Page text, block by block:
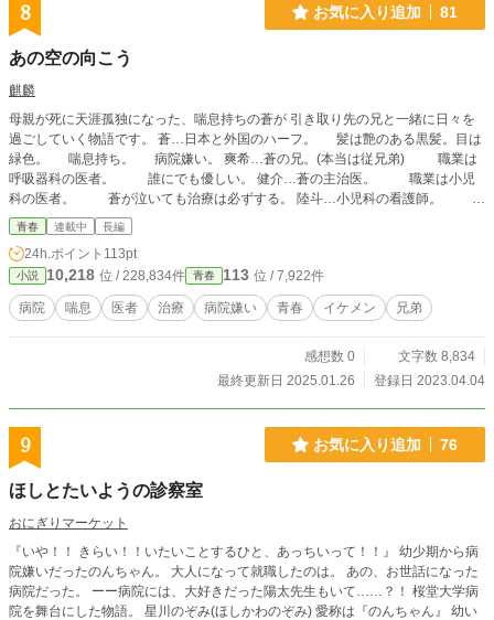
8 お気に入り追加 81
あの空の向こう
麒麟
母親が死に天涯孤独になった、喘息持ちの蒼が 引き取り先の兄と一緒に日々を
過ごしていく物語です。 蒼…日本と外国のハーフ。 髪は艶のある黒髪。目は
緑色。 喘息持ち。 病院嫌い。 爽希…蒼の兄。(本当は従兄弟) 職業は
呼吸器科の医者。 誰にでも優しい。 健介…蒼の主治医。 職業は小児
科の医者。 蒼が泣いても治療は必ずする。 陸斗…小児科の看護師。
とっても優しい。 ※登場人物が増えそうなら、追加で書いていきます。
青春 連載中 長編
24h.ポイント 113pt
小説 10,218 位 / 228,834件 青春 113 位 / 7,922件
病院 喘息 医者 治療 病院嫌い 青春 イケメン 兄弟
感想数 0
文字数 8,834
最終更新日 2025.01.26
登録日 2023.04.04
9 お気に入り追加 76
ほしとたいようの診察室
おにぎりマーケット
『いや！！ きらい！！いたいことするひと、あっちいって！！』 幼少期から病
院嫌いだったのんちゃん。 大人になって就職したのは。 あの、お世話になった
病院だった。 ーー病院には、大好きだった陽太先生もいて……？！ 桜堂大学病
院を舞台にした物語。 星川のぞみ(ほしかわのぞみ) 愛称は『のんちゃん』 幼い